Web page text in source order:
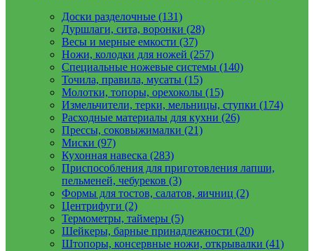
Доски разделочные (131)
Дуршлаги, сита, воронки (28)
Весы и мерные емкости (37)
Ножи, колодки для ножей (257)
Специальные ножевые системы (140)
Точила, правила, мусаты (15)
Молотки, топоры, орехоколы (15)
Измельчители, терки, мельницы, ступки (174)
Расходные материалы для кухни (26)
Прессы, соковыжималки (21)
Миски (97)
Кухонная навеска (283)
Приспособления для приготовления лапши,
пельменей, чебуреков (3)
Формы для тостов, салатов, яичниц (2)
Центрифуги (2)
Термометры, таймеры (5)
Шейкеры, барные принадлежности (20)
Штопоры, консервные ножи, открывалки (41)